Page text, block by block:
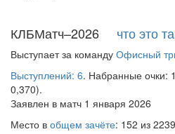
КЛБМатч–2026 что это
Выступает за команду Офисный
Выступлений: 6. Набранные очки:
0,370).
Заявлен в матч 1 января 2026
Место в общем зачёте: 152 из 2239